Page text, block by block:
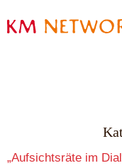
Kontakt
„Aufsichtsräte im